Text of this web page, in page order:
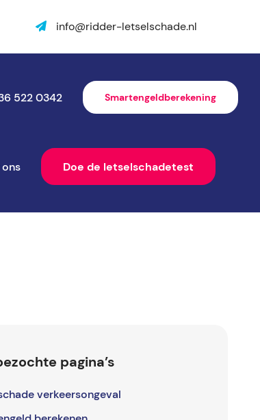
info@ridder-letselschade.nl
522 0342 Smartengeldberekening
Doe de letselschadetest
pagina’s
verkeersongeval